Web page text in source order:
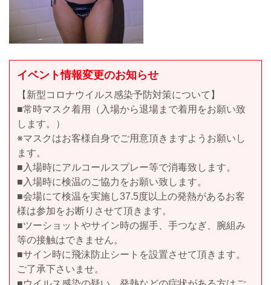
イベント情報変更のお知らせ
【新型コロナウイルス感染予防対策について】
■常時マスク着用（入場から退場まで着用をお願い致
します。）
※マスクはお客様自身でご用意頂きますようお願いし
ます。
■入場時にアルコールスプレー等で消毒致します。
■入場時に検温のご協力をお願い致します。
■会場にて検温を実施し37.5度以上の発熱があるお客
様は参加をお断りさせて頂きます。
■ツーショットやサイン時の握手、手つなぎ、腕組み
等の接触はできません。
■サイン時に飛沫防止シートを設置させて頂きます。
ご了承下さいませ。